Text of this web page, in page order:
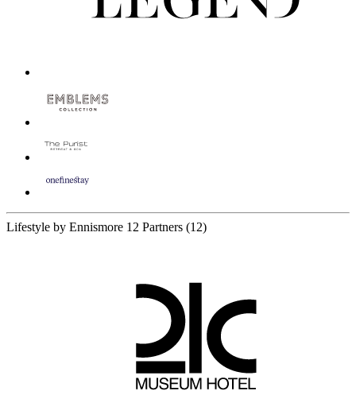
Lifestyle by Ennismore 12 Partners (12)